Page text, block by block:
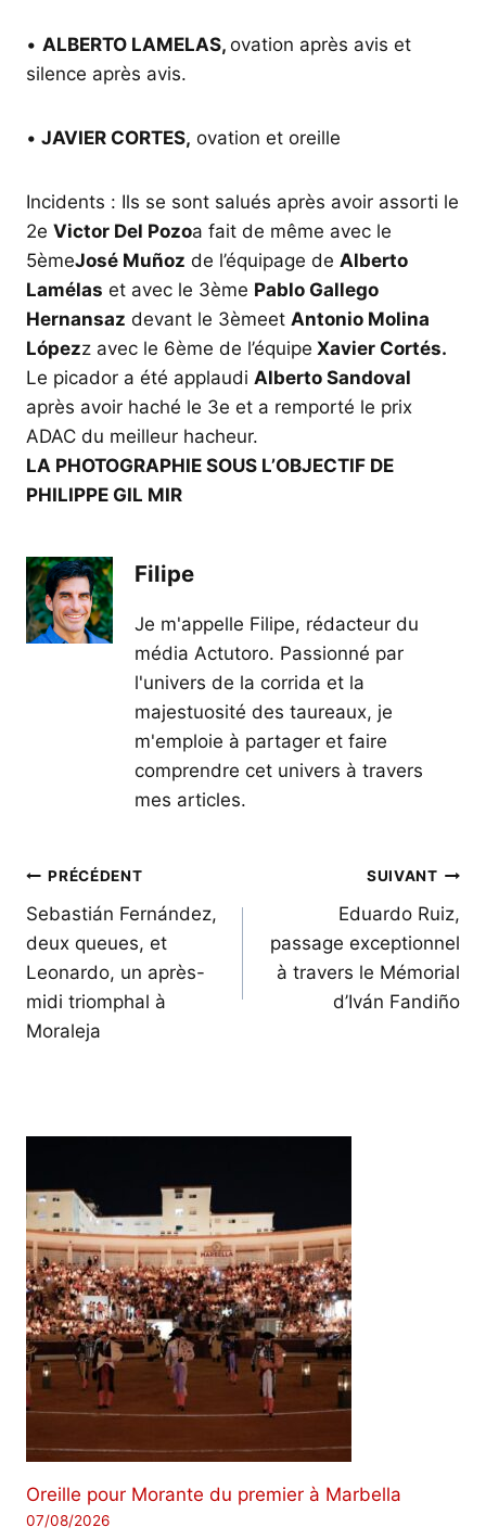
• ALBERTO LAMELAS, ovation après avis et
silence après avis.
• JAVIER CORTES, ovation et oreille
Incidents : Ils se sont salués après avoir assorti le
2e Victor Del Pozoa fait de même avec le
5èmeJosé Muñoz de l’équipage de Alberto
Lamélas et avec le 3ème Pablo Gallego
Hernansaz devant le 3èmeet Antonio Molina
Lópezz avec le 6ème de l’équipe Xavier Cortés.
Le picador a été applaudi Alberto Sandoval
après avoir haché le 3e et a remporté le prix
ADAC du meilleur hacheur.
LA PHOTOGRAPHIE SOUS L’OBJECTIF DE
PHILIPPE GIL MIR
Filipe
Je m'appelle Filipe, rédacteur du
média Actutoro. Passionné par
l'univers de la corrida et la
majestuosité des taureaux, je
m'emploie à partager et faire
comprendre cet univers à travers
mes articles.
Navigation
de
l’article
PRÉCÉDENT
Sebastián Fernández,
deux queues, et
Leonardo, un après-
midi triomphal à
Moraleja
SUIVANT
Eduardo Ruiz,
passage exceptionnel
à travers le Mémorial
d’Iván Fandiño
Oreille pour Morante du premier à Marbella
07/08/2026